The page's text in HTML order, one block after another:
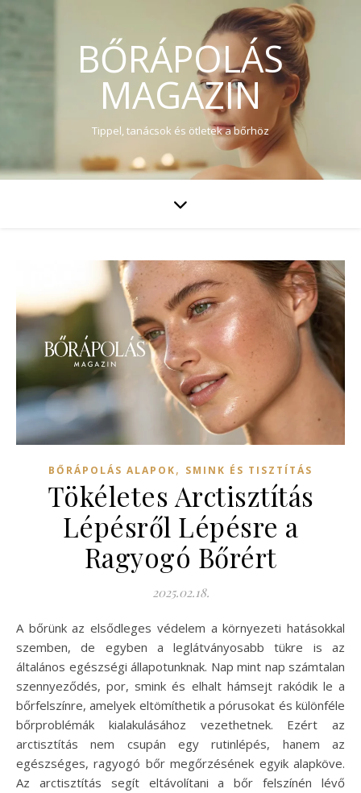
BŐRÁPOLÁS
MAGAZIN
Tippel, tanácsok és ötletek a bőrhöz
BŐRÁPOLÁS ALAPOK, SMINK ÉS TISZTÍTÁS
Tökéletes Arctisztítás
Lépésről Lépésre a
Ragyogó Bőrért
2025.02.18.
A bőrünk az elsődleges védelem a környezeti hatásokkal
szemben, de egyben a leglátványosabb tükre is az
általános egészségi állapotunknak. Nap mint nap számtalan
szennyeződés, por, smink és elhalt hámsejt rakódik le a
bőrfelszínre, amelyek eltömíthetik a pórusokat és különféle
bőrproblémák kialakulásához vezethetnek. Ezért az
arctisztítás nem csupán egy rutinlépés, hanem az
egészséges, ragyogó bőr megőrzésének egyik alapköve.
Az arctisztítás segít eltávolítani a bőr felszínén lévő